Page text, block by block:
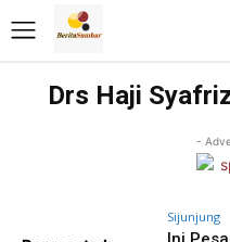
Drs Haji
-
Sijunjung